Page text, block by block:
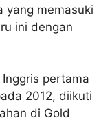
yang memasuki
ini dengan
pertama
2012, diikuti
di Gold